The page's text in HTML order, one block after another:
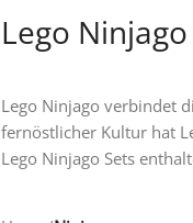
Lego Ninjago
Lego Ninjago verbindet
fernöstlicher Kultur hat
Lego Ninjago Sets